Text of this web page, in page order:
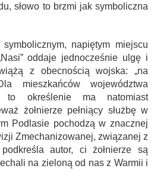
słowo to brzmi jak symboliczna
napiętym miejscu
oddaje jednocześnie ulgę i
z obecnością wojska: „na
mieszkańców województwa
to określenie ma natomiast
żołnierze pełniący służbę w
Podlasie pochodzą w znacznej
Zmechanizowanej, związanej z
autor, ci żołnierze są
na zieloną od nas z Warmii i